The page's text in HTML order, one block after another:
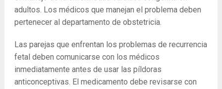
adultos. Los médicos que manejan el problema deben
pertenecer al departamento de obstetricia.
Las parejas que enfrentan los problemas de recurrencia
fetal deben comunicarse con los médicos
inmediatamente antes de usar las píldoras
anticonceptivas. El medicamento debe revisarse con